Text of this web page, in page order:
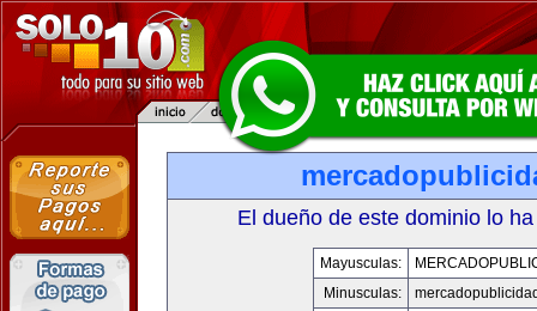
El dueño de este dominio lo
Mayusculas:
Minusculas: